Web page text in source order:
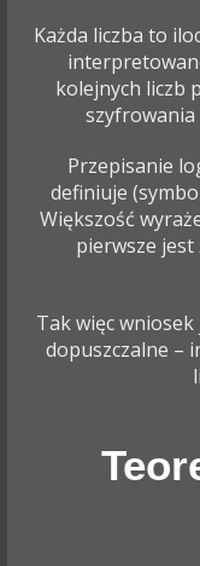
Każda liczba to
kolejnych liczb
Przepisanie
definiuje
Większość
pierwsze
Tak więc
dopuszczalne –